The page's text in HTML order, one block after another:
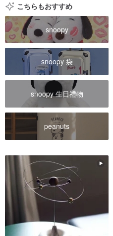
こちらもおすすめ
snoopy
snoopy 袋
snoopy 生日禮物
peanuts